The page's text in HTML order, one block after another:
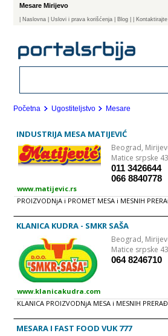
Mesare Mirijevo
Naslovna | Uslovi i prava korišćenja Blog |
Početna Ugostiteljstvo Mesare
INDUSTRIJA MESA MATIJEVIĆ
Beograd,
Matice srpske 43
011 3426644
066 8840778
www.matijevic.rs
PROIZVODNjA i PROMET MESA i MESNIH
KLANICA KUDRA - SMKR SAŠA
Beograd,
Matice srpske 43
064 8246710
www.klanicakudra.com
KLANICA PROIZVODNjA MESA i MESNIH
MESARA I FAST FOOD VUK 777